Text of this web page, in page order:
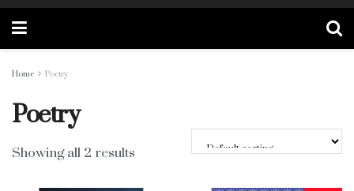
Home Poetry
Poetry
Showing all 2 results